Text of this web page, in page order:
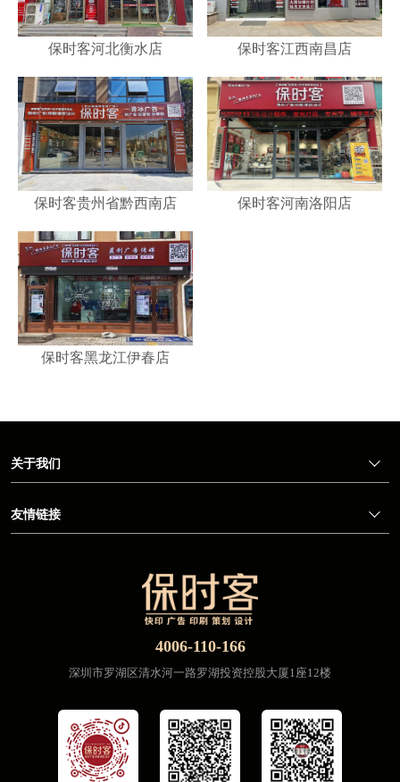
保时客河北衡水店 保时客江西南昌店
保时客贵州省黔西南店 保时客河南洛阳店
保时客黑龙江伊春店
4006-110-166
深圳市罗湖区清水河一路罗湖投资控股大厦1座12楼
关于我们
友情链接